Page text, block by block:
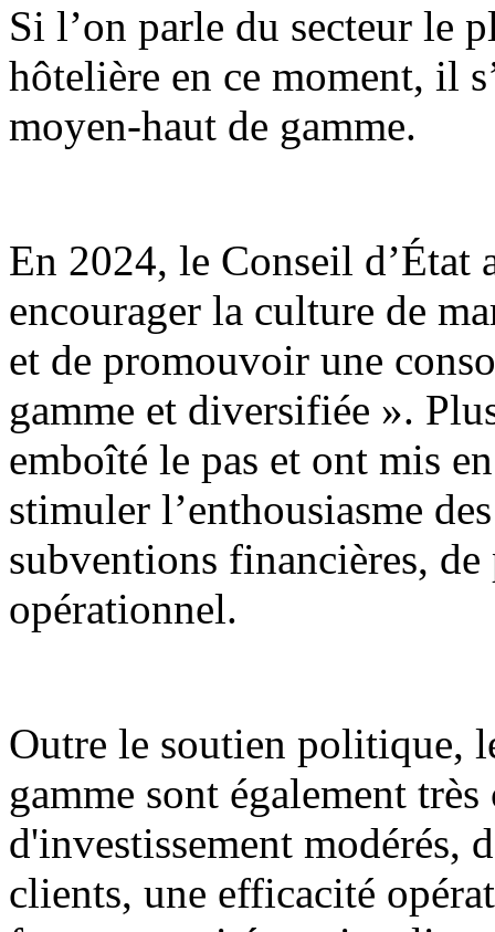
Si l’on parle du secteur le
hôtelière en ce moment, il
moyen-haut de gamme.
En 2024, le Conseil d’État
encourager la culture de
et de promouvoir une
gamme et diversifiée ».
emboîté le pas et ont mis
stimuler l’enthousiasme
subventions financières,
opérationnel.
Outre le soutien politique,
gamme sont également
d'investissement modérés,
clients, une efficacité